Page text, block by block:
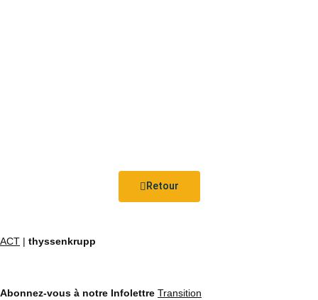
Retour
ACT | thyssenkrupp
Abonnez-vous à notre Infolettre Transition